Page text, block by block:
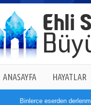
ANASAYFA HAYATLAR
Binlerce eserden derlenmiş tam